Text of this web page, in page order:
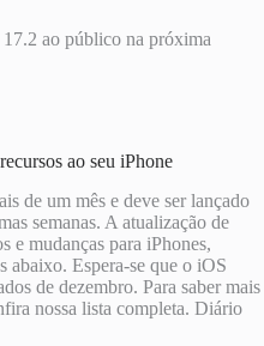
ao público na próxima
ao seu iPhone
de um mês e deve ser lançado
semanas. A atualização de
e mudanças para iPhones,
abaixo. Espera-se que o iOS
de dezembro. Para saber mais
nossa lista completa. Diário